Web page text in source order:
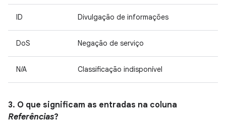
ID Divulgação de informações
DoS Negação de serviço
N/A Classificação indisponível
3. O que significam as entradas na coluna
Referências?